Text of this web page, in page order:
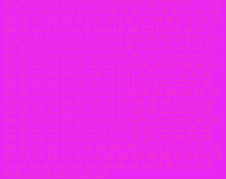
72 73 73 331 331 335 335 180 180 74 74 75 75 76 76 211 211 283
283 139 139 282 282 68 68 82 82 62 62 79 79 80 80 81 81 212 212
149 149 52 52 53 53 54 54 84 84 148 148 233 233 251 251 57 57
58 58 47 47 45 45 26 26 27 27 28 28 29 29 30 30 92 92 93 93 358
358 96 96 61 61 127 127 213 213 36 36 115 115 214 214 257 257
302 302 303 303 215 215 348 348 391 391 116 116 269 269 395
395 216 216 258 258 217 217 129 129 44 44 343 343 364 364 262
262 392 392 389 389 390 390 170 170 172 172 31 31 32 32 108
108 401 401 402 402 316 316 218 218 219 219 372 372 287 287
292 292 294 294 220 220 221 221 94 94 332 332 336 336 337 337
291 291 293 293 306 306 307 307 396 396 160 160 137 137 128
128 136 136 133 133 318 318 315 315 326 326 222 222 330 330
284 284 285 285 289 289 333 333 329 329 42 42 223 223 224 224
121 121 225 225 255 255 24 24 25 25 393 393 313 313 320 320
398 398 394 394 226 226 59 59 51 51 297 297 298 298 250 250
184 184 182 182 35 35 406 406 388 388 175 175 177 177 173 173
176 176 178 178 341 341 304 304 305 305 386 386 23 23 69 69 70
70 242 242 400 400 286 286 288 288 183 183 38 38 37 37 39 39
40 40 301 301 181 181 231 231